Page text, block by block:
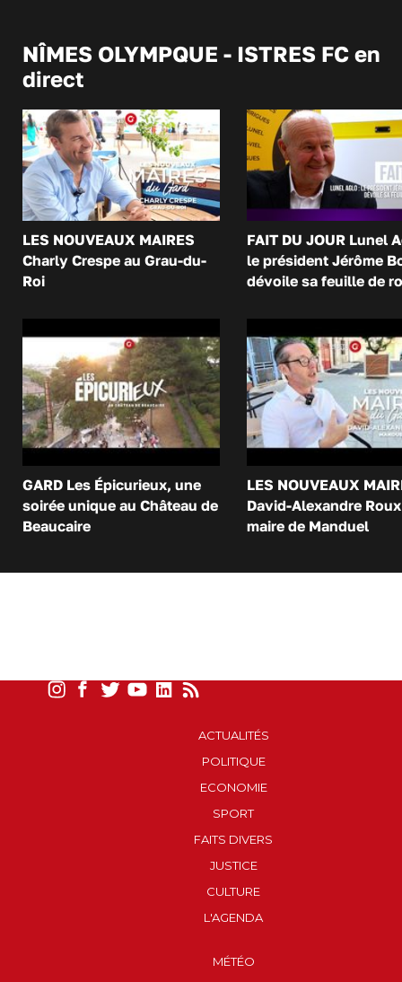
NÎMES OLYMPQUE - ISTRES FC en
direct
LES NOUVEAUX MAIRES
Charly Crespe au Grau-du-
Roi
FAIT DU JOUR Lunel
le président Jérôme
dévoile sa feuille de
GARD Les Épicurieux, une
soirée unique au Château de
Beaucaire
LES NOUVEAUX
David-Alexandre
maire de Manduel
ACTUALITÉS
POLITIQUE
ECONOMIE
SPORT
FAITS DIVERS
JUSTICE
CULTURE
L'AGENDA
MÉTÉO